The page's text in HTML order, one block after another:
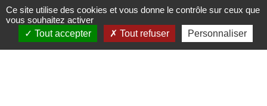
746 109 – IBAN : BE24 0013 23
RPM Tribunal de l'entreprise
Francophone de Bruxelles
Ce site utilise des cookies et vous donne le contrôle sur ceux que
vous souhaitez activer
Tout accepter
Tout refuser Personnaliser